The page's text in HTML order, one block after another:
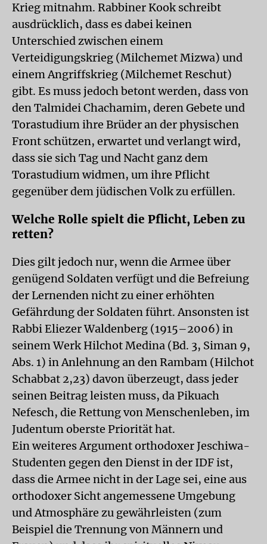
Krieg mitnahm. Rabbiner Kook schreibt
ausdrücklich, dass es dabei keinen
Unterschied zwischen einem
Verteidigungskrieg (Milchemet Mizwa) und
einem Angriffskrieg (Milchemet Reschut)
gibt. Es muss jedoch betont werden, dass von
den Talmidei Chachamim, deren Gebete und
Torastudium ihre Brüder an der physischen
Front schützen, erwartet und verlangt wird,
dass sie sich Tag und Nacht ganz dem
Torastudium widmen, um ihre Pflicht
gegenüber dem jüdischen Volk zu erfüllen.
Welche Rolle spielt die Pflicht, Leben zu
retten?
Dies gilt jedoch nur, wenn die Armee über
genügend Soldaten verfügt und die Befreiung
der Lernenden nicht zu einer erhöhten
Gefährdung der Soldaten führt. Ansonsten ist
Rabbi Eliezer Waldenberg (1915–2006) in
seinem Werk Hilchot Medina (Bd. 3, Siman 9,
Abs. 1) in Anlehnung an den Rambam (Hilchot
Schabbat 2,23) davon überzeugt, dass jeder
seinen Beitrag leisten muss, da Pikuach
Nefesch, die Rettung von Menschenleben, im
Judentum oberste Priorität hat.
Ein weiteres Argument orthodoxer Jeschiwa-
Studenten gegen den Dienst in der IDF ist,
dass die Armee nicht in der Lage sei, eine aus
orthodoxer Sicht angemessene Umgebung
und Atmosphäre zu gewährleisten (zum
Beispiel die Trennung von Männern und